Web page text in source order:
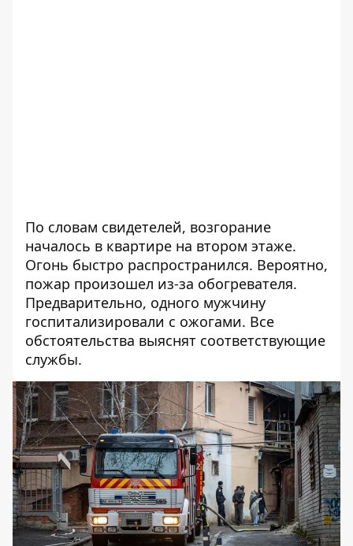
По словам свидетелей, возгорание
началось в квартире на втором этаже.
Огонь быстро распространился. Вероятно,
пожар произошел из-за обогревателя.
Предварительно, одного мужчину
госпитализировали с ожогами. Все
обстоятельства выяснят соответствующие
службы.